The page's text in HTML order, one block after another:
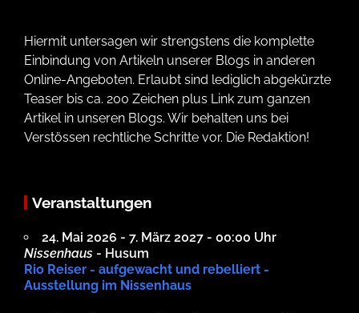
Hiermit untersagen wir strengstens die komplette
Einbindung von Artikeln unserer Blogs in anderen
Online-Angeboten. Erlaubt sind lediglich abgekürzte
Teaser bis ca. 200 Zeichen plus Link zum ganzen
Artikel in unseren Blogs. Wir behalten uns bei
Verstössen rechtliche Schritte vor. Die Redaktion!
Veranstaltungen
24. Mai 2026 - 7. März 2027 - 00:00 Uhr
Nissenhaus - Husum
Rio Reiser - aufgewacht und rebelliert -
Ausstellung im Nissenhaus